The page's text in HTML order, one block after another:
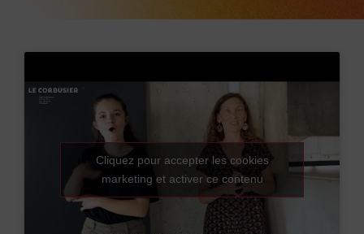
Cliquez pour accepter les cookies
marketing et activer ce contenu